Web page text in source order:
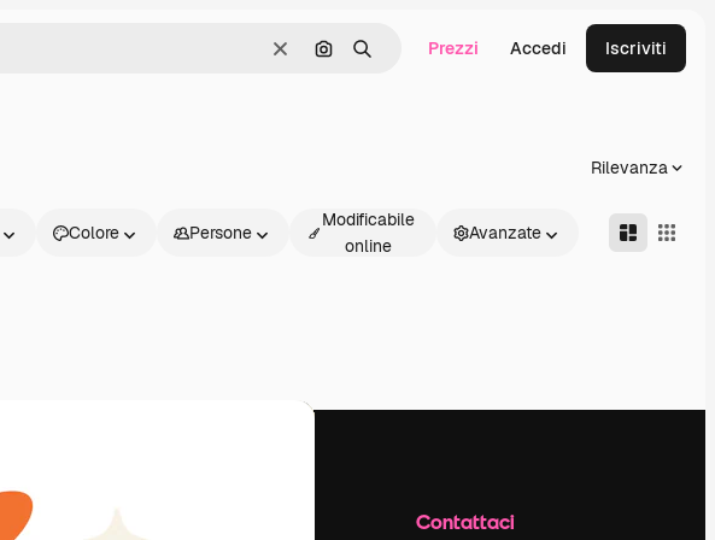
CancellaCerca per immagine
Ricerca Prezzi Accedi Iscriviti
Rilevanza
Colore Persone
Modificabile
online
Avanzate
Contattaci